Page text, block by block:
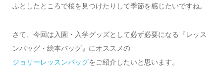
ふとしたところで桜を見つけたりして季節を感じたいですね。
さて、今回は入園・入学グッズとして必ず必要になる『レッス
ンバッグ・絵本バッグ』にオススメの
ジョリーレッスンバッグをご紹介したいと思います。